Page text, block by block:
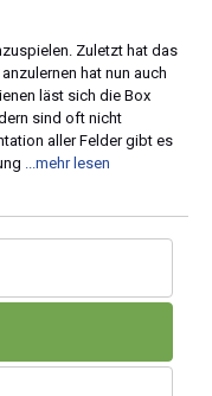
Zuletzt hat das
hat nun auch
läst sich die Box
sind oft nicht
aller Felder gibt es
...mehr lesen